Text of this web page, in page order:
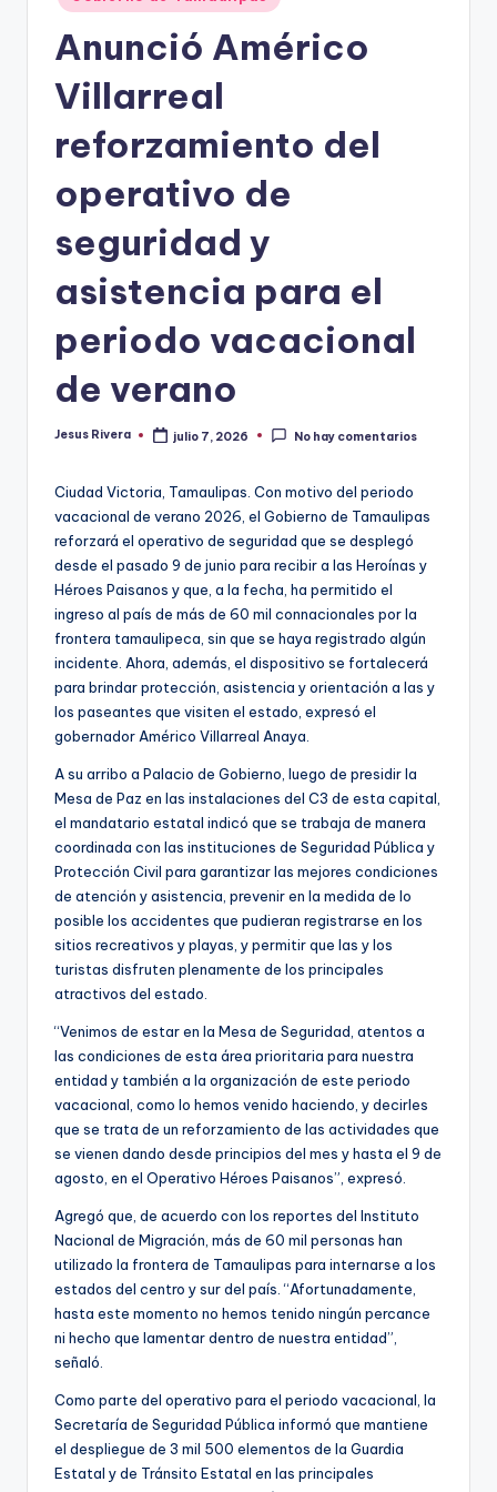
en
Anunció Américo
Villarreal
reforzamiento del
operativo de
seguridad y
asistencia para el
periodo vacacional
de verano
Publicado
Jesus Rivera julio 7, 2026 No hay comentarios
Ciudad Victoria, Tamaulipas. Con motivo del periodo
vacacional de verano 2026, el Gobierno de Tamaulipas
reforzará el operativo de seguridad que se desplegó
desde el pasado 9 de junio para recibir a las Heroínas y
Héroes Paisanos y que, a la fecha, ha permitido el
ingreso al país de más de 60 mil connacionales por la
frontera tamaulipeca, sin que se haya registrado algún
incidente. Ahora, además, el dispositivo se fortalecerá
para brindar protección, asistencia y orientación a las y
los paseantes que visiten el estado, expresó el
gobernador Américo Villarreal Anaya.
A su arribo a Palacio de Gobierno, luego de presidir la
Mesa de Paz en las instalaciones del C3 de esta capital,
el mandatario estatal indicó que se trabaja de manera
coordinada con las instituciones de Seguridad Pública y
Protección Civil para garantizar las mejores condiciones
de atención y asistencia, prevenir en la medida de lo
posible los accidentes que pudieran registrarse en los
sitios recreativos y playas, y permitir que las y los
turistas disfruten plenamente de los principales
atractivos del estado.
“Venimos de estar en la Mesa de Seguridad, atentos a
las condiciones de esta área prioritaria para nuestra
entidad y también a la organización de este periodo
vacacional, como lo hemos venido haciendo, y decirles
que se trata de un reforzamiento de las actividades que
se vienen dando desde principios del mes y hasta el 9 de
agosto, en el Operativo Héroes Paisanos”, expresó.
Agregó que, de acuerdo con los reportes del Instituto
Nacional de Migración, más de 60 mil personas han
utilizado la frontera de Tamaulipas para internarse a los
estados del centro y sur del país. “Afortunadamente,
hasta este momento no hemos tenido ningún percance
ni hecho que lamentar dentro de nuestra entidad”,
señaló.
Como parte del operativo para el periodo vacacional, la
Secretaría de Seguridad Pública informó que mantiene
el despliegue de 3 mil 500 elementos de la Guardia
Estatal y de Tránsito Estatal en las principales